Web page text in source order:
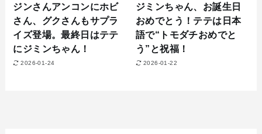
ジンさんアンコンにホビ
さん、グクさんもサプラ
イズ登場。最終日はテテ
にジミンちゃん！
2026-01-24
ジミンちゃん、お誕生日
おめでとう！テテは日本
語で“トモダチおめでと
う”と祝福！
2026-01-22